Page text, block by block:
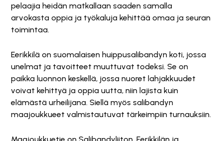
pelaajia heidän matkallaan saaden samalla
arvokasta oppia ja työkaluja kehittää omaa ja seuran
toimintaa.
Eerikkilä on suomalaisen huippusalibandyn koti, jossa
unelmat ja tavoitteet muuttuvat todeksi. Se on
paikka luonnon keskellä, jossa nuoret lahjakkuudet
voivat kehittyä ja oppia uutta, niin lajista kuin
elämästä urheilijana. Siellä myös salibandyn
maajoukkueet valmistautuvat tärkeimpiin turnauksiin.